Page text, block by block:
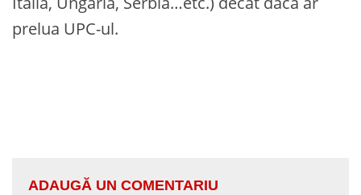
prelua UPC-ul.
ADAUGĂ UN COMENTARIU